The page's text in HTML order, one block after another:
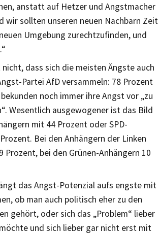
anstatt auf Hetzer und Angstmacher
wir sollten unseren neuen Nachbarn Zeit
Umgebung zurechtzufinden, und
dass sich die meisten Ängste auch
Partei AfD versammeln: 78 Prozent
noch immer ihre Angst vor „zu
Wesentlich ausgewogener ist das Bild
mit 44 Prozent oder SPD-
Bei den Anhängern der Linken
Prozent, bei den Grünen-Anhängern 10
das Angst-Potenzial aufs engste mit
ob man auch politisch eher zu den
gehört, oder sich das „Problem“ lieber
und sich lieber gar nicht erst mit